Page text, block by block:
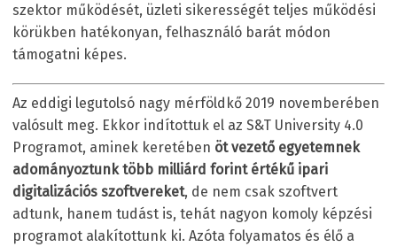
szektor működését, üzleti sikerességét teljes működési
körükben hatékonyan, felhasználó barát módon
támogatni képes.
Az eddigi legutolsó nagy mérföldkő 2019 novemberében
valósult meg. Ekkor indítottuk el az S&T University 4.0
Programot, aminek keretében öt vezető egyetemnek
adományoztunk több milliárd forint értékű ipari
digitalizációs szoftvereket, de nem csak szoftvert
adtunk, hanem tudást is, tehát nagyon komoly képzési
programot alakítottunk ki. Azóta folyamatos és élő a